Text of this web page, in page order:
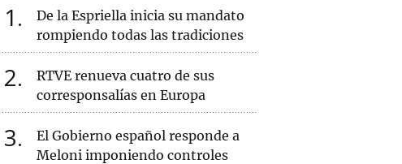
1
De la Espriella inicia su mandato
rompiendo todas las tradiciones
2
RTVE renueva cuatro de sus
corresponsalías en Europa
3
El Gobierno español responde a
Meloni imponiendo controles